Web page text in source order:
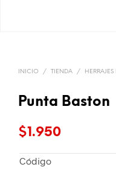
INICIO / TIENDA /
Punta Baston
$1.950
Código